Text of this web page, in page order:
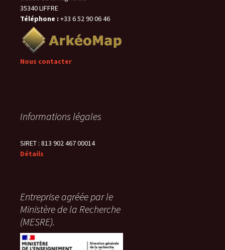
35340 LIFFRE
Téléphone : +33 6 52 90 06 46
Nous contacter
Informations légales
SIRET : 813 902 467 00014
Détails
Entreprise agréée par le
Ministère de la Recherche
(MESRE).